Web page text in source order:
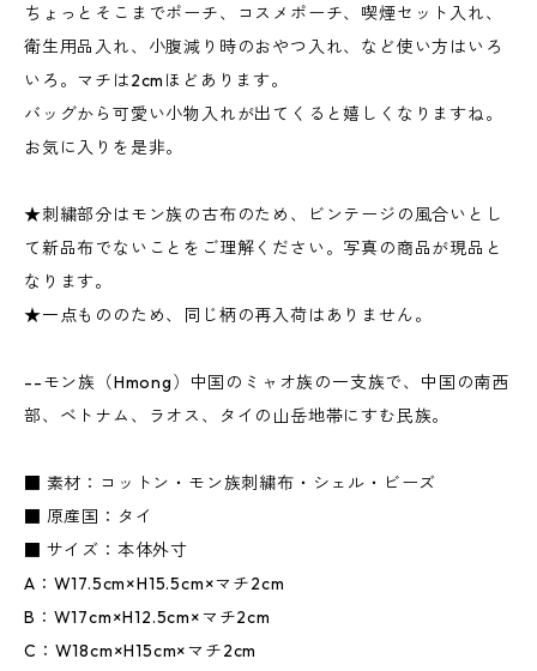
ちょっとそこまでポーチ、コスメポーチ、喫煙セット入れ、
衛生用品入れ、小腹減り時のおやつ入れ、など使い方はいろ
いろ。マチは2cmほどあります。
バッグから可愛い小物入れが出てくると嬉しくなりますね。
お気に入りを是非。
★刺繍部分はモン族の古布のため、ビンテージの風合いとし
て新品布でないことをご理解ください。写真の商品が現品と
なります。
★一点もののため、同じ柄の再入荷はありません。
--モン族（Hmong）中国のミャオ族の一支族で、中国の南西
部、ベトナム、ラオス、タイの山岳地帯にすむ民族。
■ 素材：コットン・モン族刺繍布・シェル・ビーズ
■ 原産国：タイ
■ サイズ：本体外寸
A：W17.5cm×H15.5cm×マチ2cm
B：W17cm×H12.5cm×マチ2cm
C：W18cm×H15cm×マチ2cm